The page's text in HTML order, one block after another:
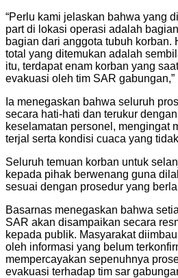
“Perlu kami jelaskan bahwa yang
part di lokasi operasi adalah
bagian dari anggota tubuh korban.
total yang ditemukan adalah
itu, terdapat enam korban yang
evakuasi oleh tim SAR
Ia menegaskan bahwa seluruh
secara hati-hati dan terukur
keselamatan personel, mengingat
terjal serta kondisi cuaca yang
Seluruh temuan korban untuk
kepada pihak berwenang guna
sesuai dengan prosedur yang
Basarnas menegaskan bahwa
SAR akan disampaikan secara
kepada publik. Masyarakat
oleh informasi yang belum
mempercayakan sepenuhnya
evakuasi terhadap tim sar